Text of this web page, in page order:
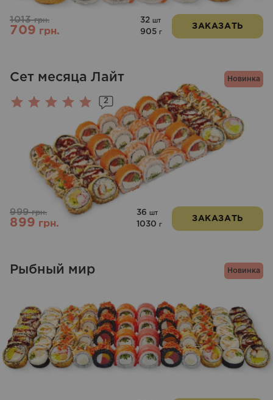
1013грн.
709грн.
32 шт
905 г
ЗАКАЗАТЬ
Новинка
Сет месяца Лайт
из 5
2
999грн.
899грн.
36 шт
1030 г
ЗАКАЗАТЬ
Новинка
Рыбный мир